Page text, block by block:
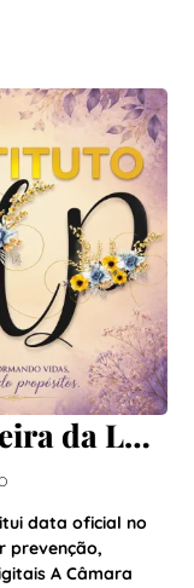
da Luz
Crimes
data oficial no
prevenção,
A Câmara